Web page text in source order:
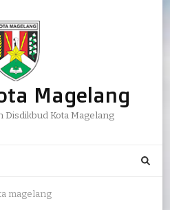
Magelang
Disdikbud Kota Magelang
magelang